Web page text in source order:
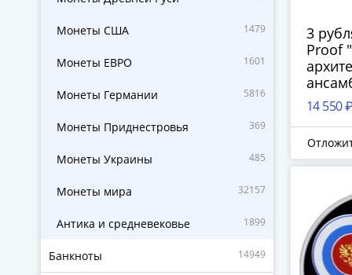
Монеты США 1479
Монеты ЕВРО 1601
Монеты Германии 5816
Монеты Приднестровья 369
Монеты Украины 485
Монеты мира 32157
Антика и средневековье 1899
Банкноты 14949
3
Proof
14 550